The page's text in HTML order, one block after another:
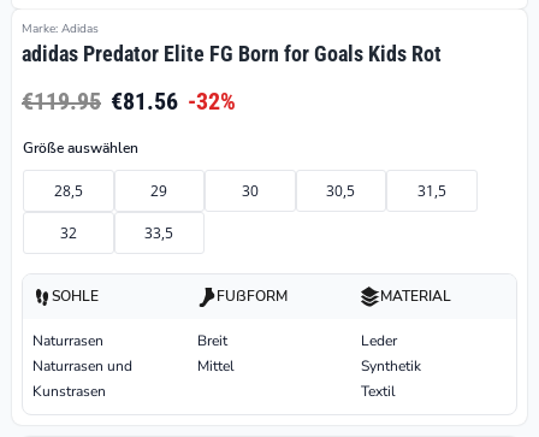
Marke: Adidas
adidas Predator Elite FG Born for Goals Kids Rot
€119.95 €81.56 -32%
Größe auswählen
28,5 29 30 30,5 31,5
32 33,5
SOHLE
Naturrasen
Naturrasen und
Kunstrasen
FUßFORM
Breit
Mittel
MATERIAL
Leder
Synthetik
Textil